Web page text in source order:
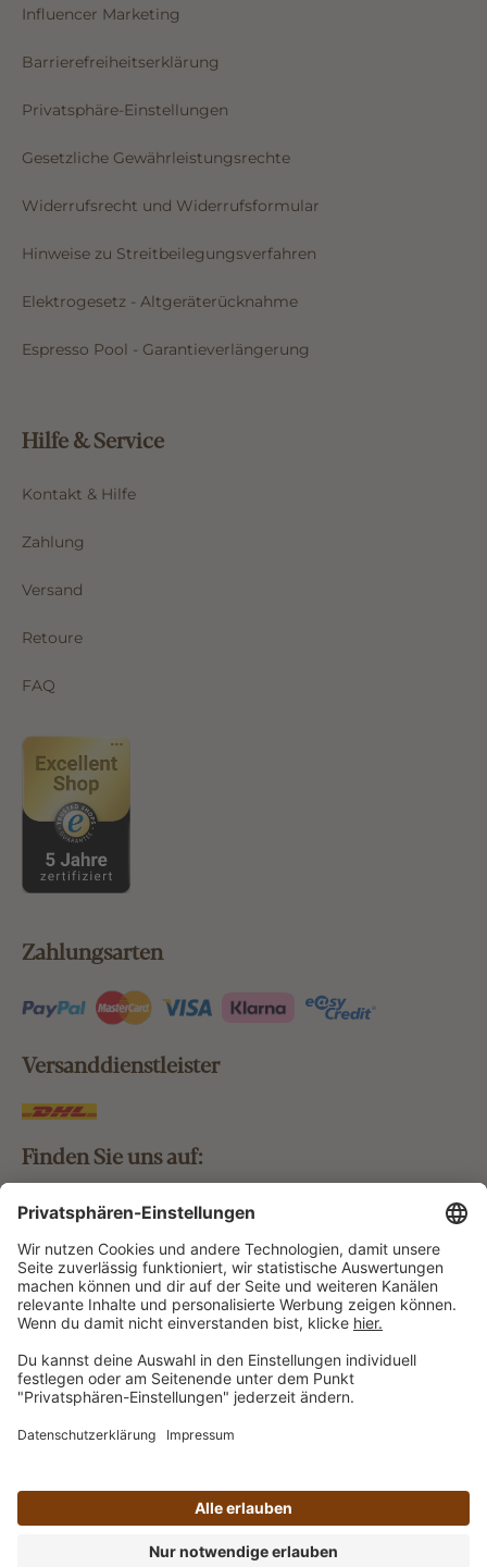
Influencer Marketing
Barrierefreiheitserklärung
Privatsphäre-Einstellungen
Gesetzliche Gewährleistungsrechte
Widerrufsrecht und Widerrufsformular
Hinweise zu Streitbeilegungsverfahren
Elektrogesetz - Altgeräterücknahme
Espresso Pool - Garantieverlängerung
Hilfe & Service
Kontakt & Hilfe
Zahlung
Versand
Retoure
FAQ
Zahlungsarten
Versanddienstleister
Finden Sie uns auf:
Bestellung widerrufen
Vertrag widerrufen
Alle Preise inkl. gesetzl. Mehrwertsteuer zzgl.